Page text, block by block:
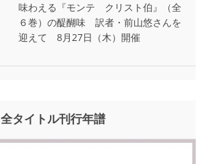
味わえる『モンテ゠クリスト伯』（全
６巻）の醍醐味 訳者・前山悠さんを
迎えて 8月27日（木）開催
全タイトル刊行年譜